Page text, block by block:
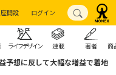
開設 ログイン
ライフデザイン 連載 著者 商
予想に反して大幅な増益で着地